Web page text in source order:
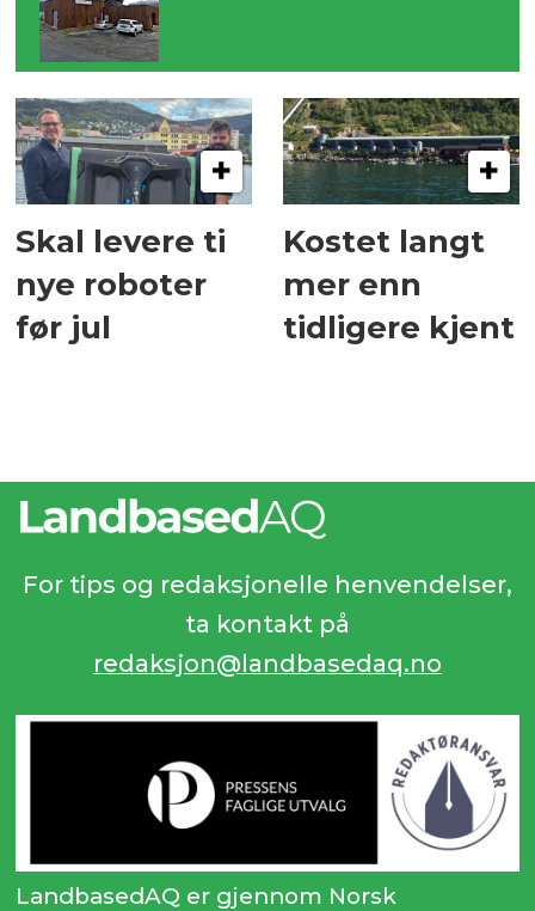
Skal levere ti
nye roboter
før jul
Kostet langt
mer enn
tidligere kjent
For tips og redaksjonelle henvendelser,
ta kontakt på
redaksjon@landbasedaq.no
LandbasedAQ er gjennom Norsk